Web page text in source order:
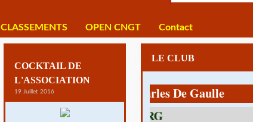
CLASSEMENTS OPEN CNGT Contact
COCKTAIL DE
L'ASSOCIATION
19 Juillet 2016
LE CLUB
1 av Charles De Gaulle